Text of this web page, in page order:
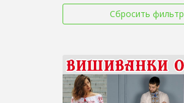
Сбросить фильтр